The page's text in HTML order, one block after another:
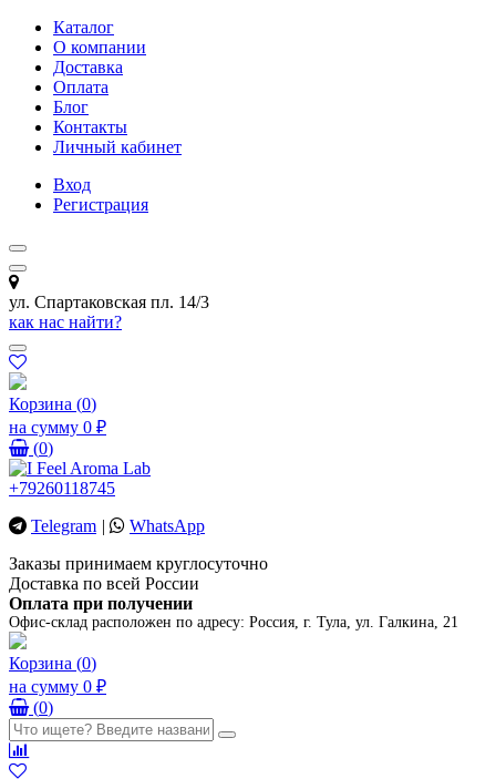
Каталог
О компании
Доставка
Оплата
Блог
Контакты
Личный кабинет
Вход
Регистрация
ул. Спартаковская пл. 14/3
как нас найти?
Корзина (0)
на сумму 0 ₽
(0)
+79260118745
Telegram |
WhatsApp
Заказы принимаем круглосуточно
Доставка по всей России
Оплата при получении
Офис-склад расположен по адресу: Россия, г. Тула, ул. Галкина, 21
Корзина (0)
на сумму 0 ₽
(0)